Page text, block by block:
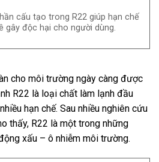
cấu tạo trong R22 giúp hạn chế
gây độc hại cho người dùng.
cho môi trường ngày càng được
R22 là loại chất làm lạnh đầu
hạn chế. Sau nhiều nghiên cứu
thấy, R22 là một trong những
xấu – ô nhiễm môi trường.